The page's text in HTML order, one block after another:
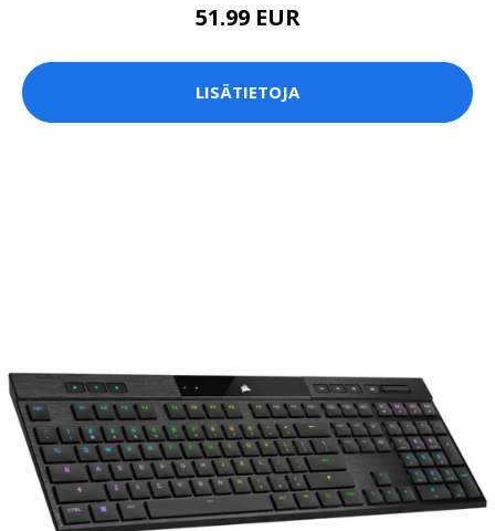
51.99 EUR
LISÄTIETOJA